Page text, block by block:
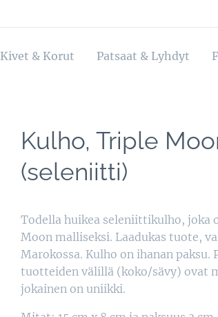
Kivet & Korut Patsaat & Lyhdyt
Kulho, Triple
(seleniitti)
Todella huikea seleniittikulho, joka
Moon malliseksi. Laadukas tuote,
Marokossa. Kulho on ihanan paksu.
tuotteiden välillä (koko/sävy) ovat
jokainen on uniikki.